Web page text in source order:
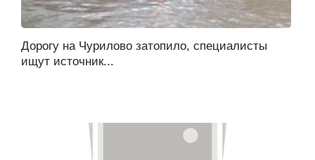
Дорогу на Чурилово затопило, специалисты
ищут источник...